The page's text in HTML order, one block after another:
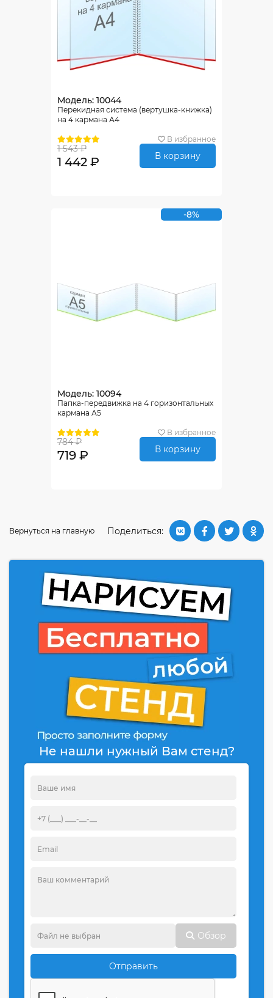
Модель: 10044
Перекидная система (вертушка-книжка)
на 4 кармана А4
В избранное
1 543 ₽
1 442 ₽ В корзину
-8%
Модель: 10094
Папка-передвижка на 4 горизонтальных
кармана А5
В избранное
784 ₽
719 ₽ В корзину
Поделиться:
Вернуться на главную
Не нашли нужный Вам стенд?
Обзор
Отправить